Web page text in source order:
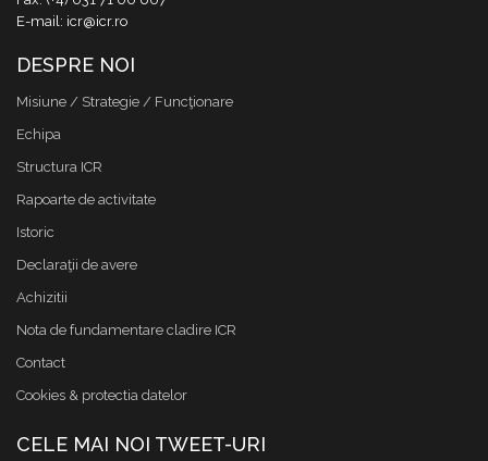
E-mail: icr@icr.ro
DESPRE NOI
Misiune / Strategie / Funcţionare
Echipa
Structura ICR
Rapoarte de activitate
Istoric
Declaraţii de avere
Achizitii
Nota de fundamentare cladire ICR
Contact
Cookies & protectia datelor
CELE MAI NOI TWEET-URI